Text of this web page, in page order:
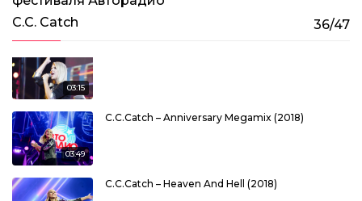
C.C. Catch
36/47
04:07
03:15
03:49
C.C.Catch – Anniversary Megamix (2018)
C.C.Catch – Heaven And Hell (2018)